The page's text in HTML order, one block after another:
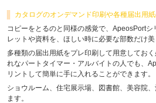
カタログのオンデマンド印刷や各種届出用
コピーをとるのと同様の感覚で、ApeosPort
レットや資料を、ほしい時に必要な部数だけ美
多種類の届出用紙をプレ印刷して用意してお
れなパートタイマー・アルバイトの人でも、
リントして簡単に手に入れることができます。
ショウルーム、住宅展示場、図書館、美容院
ます。